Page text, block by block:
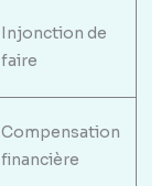
Injonction de
faire
Compensation
financière